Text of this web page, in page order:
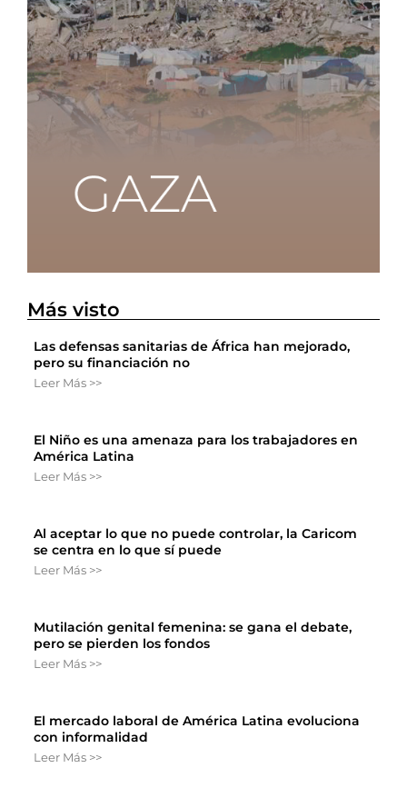
Más visto
Las defensas sanitarias de África han mejorado,
pero su financiación no
Leer Más >>
El Niño es una amenaza para los trabajadores en
América Latina
Leer Más >>
Al aceptar lo que no puede controlar, la Caricom
se centra en lo que sí puede
Leer Más >>
Mutilación genital femenina: se gana el debate,
pero se pierden los fondos
Leer Más >>
El mercado laboral de América Latina evoluciona
con informalidad
Leer Más >>